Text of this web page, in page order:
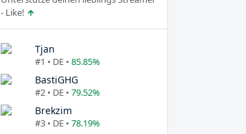
- Like!
Tjan
#1 • DE • 85.85%
BastiGHG
#2 • DE • 79.52%
Brekzim
#3 • DE • 78.19%